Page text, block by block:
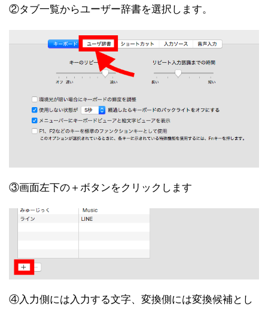
②タブ一覧からユーザー辞書を選択します。
③画面左下の＋ボタンをクリックします
④入力側には入力する文字、変換側には変換候補とし